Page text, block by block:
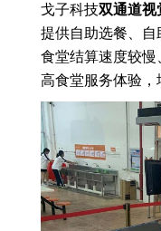
戈子科技双通道视
提供自助选餐、自
食堂结算速度较
高食堂服务体验，